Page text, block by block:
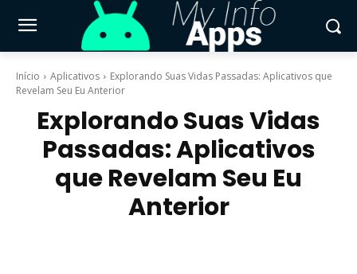
Início Aplicativos
Explorando Suas Vidas Passadas: Aplicativos que
Revelam Seu Eu Anterior
Explorando Suas Vidas
Passadas: Aplicativos
que Revelam Seu Eu
Anterior